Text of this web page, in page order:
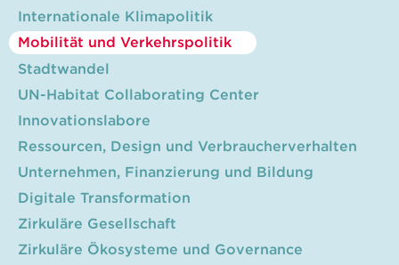
Internationale Klimapolitik
Mobilität und Verkehrspolitik
Stadtwandel
UN-Habitat Collaborating Center
Innovationslabore
Ressourcen, Design und Verbraucherverhalten
Unternehmen, Finanzierung und Bildung
Digitale Transformation
Zirkuläre Gesellschaft
Zirkuläre Ökosysteme und Governance